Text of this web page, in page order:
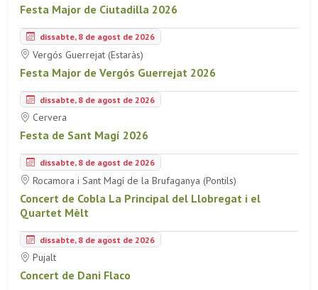
Festa Major de Ciutadilla 2026
dissabte, 8 de agost de 2026
Vergós Guerrejat (Estaràs)
Festa Major de Vergós Guerrejat 2026
dissabte, 8 de agost de 2026
Cervera
Festa de Sant Magí 2026
dissabte, 8 de agost de 2026
Rocamora i Sant Magí de la Brufaganya (Pontils)
Concert de Cobla La Principal del Llobregat i el
Quartet Mèlt
dissabte, 8 de agost de 2026
Pujalt
Concert de Dani Flaco